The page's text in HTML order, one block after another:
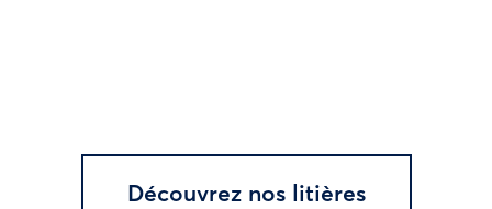
Découvrez nos litières